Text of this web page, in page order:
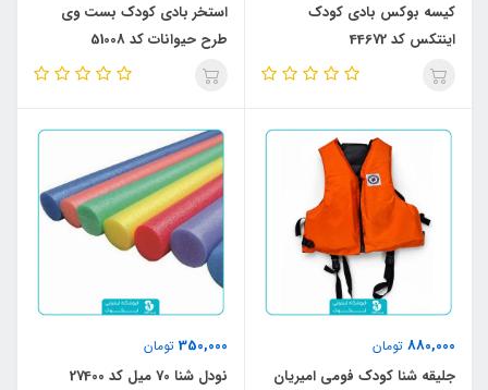
کیسه بوکس بادی کودک
اینتکس کد 44672
استخر بادی کودک بست وی
طرح حیوانات کد 51008
880,000 تومان
جلیقه شنا کودک فومی امیریان
350,000 تومان
نودل شنا 70 میل کد 27400